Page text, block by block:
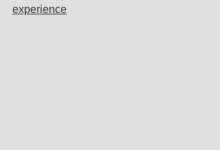
experience